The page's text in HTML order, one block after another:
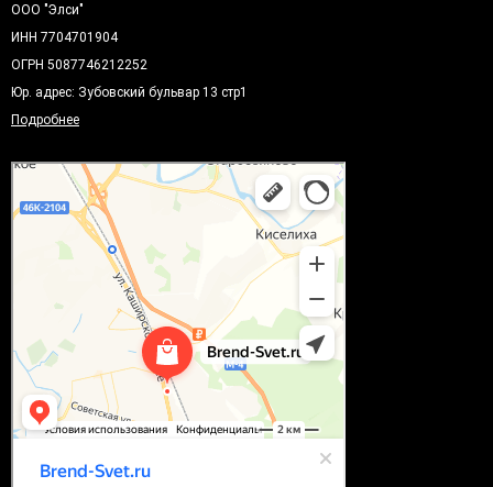
ООО "Элси"
ИНН 7704701904
ОГРН 5087746212252
Юр. адрес: Зубовский бульвар 13 стр1
Подробнее